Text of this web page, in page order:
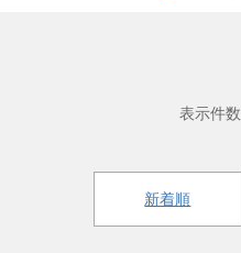
新着順
表示件数